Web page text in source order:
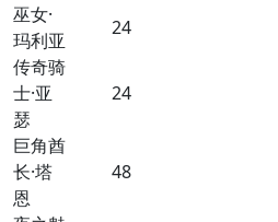
巫女·
玛利亚
24
传奇骑
士·亚
瑟
24
巨角酋
长·塔
恩
48